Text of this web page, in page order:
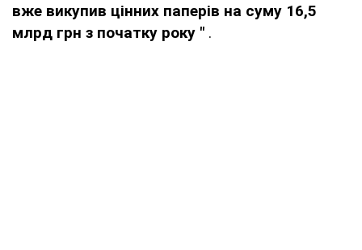
вже викупив цінних паперів на суму 16,5
млрд грн з початку року " .